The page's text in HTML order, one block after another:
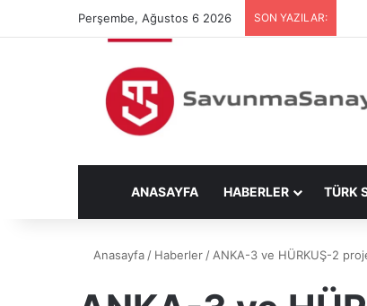
Perşembe, Ağustos 6 2026 SON YAZILAR:
ANASAYFA HABERLER TÜRK
Anasayfa/ Haberler/ANKA-3 ve HÜRKUŞ-2